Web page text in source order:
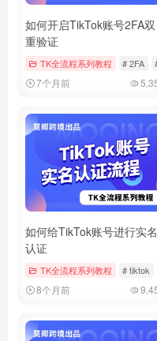
如何开启TikTok账号2FA双
重验证
TK全流程系列教程 # 2FA
7个月前
如何给TikTok账号进行实名
认证
TK全流程系列教程 # tiktok
8个月前